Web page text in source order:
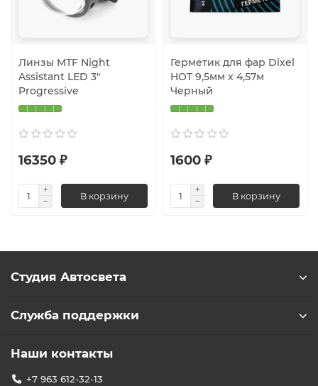
Линзы MTF Night
Assistant LED 3″
Progressive
16350 ₽
В корзину
Герметик для фар Dixel
HOT 9,5мм х 4,57м
Черный
1600 ₽
В корзину
Студия Автосвета
Служба поддержки
Наши контакты
+7 963 612-32-13